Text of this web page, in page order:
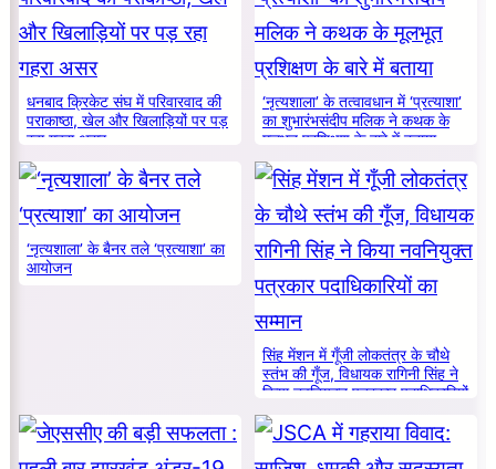
धनबाद क्रिकेट संघ में परिवारवाद की
पराकाष्ठा, खेल और खिलाड़ियों पर पड़
रहा गहरा असर
‘नृत्यशाला’ के तत्वावधान में ‘प्रत्याशा’
का शुभारंभसंदीप मलिक ने कथक के
मूलभूत प्रशिक्षण के बारे में बताया
‘नृत्यशाला’ के बैनर तले ‘प्रत्याशा’ का
आयोजन
सिंह मेंशन में गूँजी लोकतंत्र के चौथे
स्तंभ की गूँज, विधायक रागिनी सिंह ने
किया नवनियुक्त पत्रकार पदाधिकारियों
का सम्मान